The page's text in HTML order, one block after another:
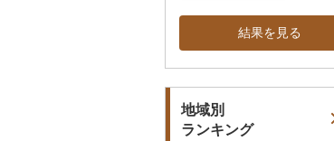
結果を見る
地域別
ランキング